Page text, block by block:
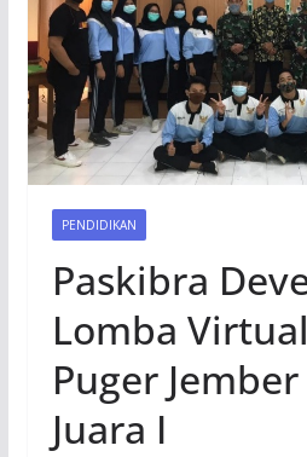
PENDIDIKAN
Paskibra
Lomba
Puger
Juara I